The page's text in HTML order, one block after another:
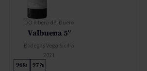
DO Ribera del Duero
Valbuena 5º
Bodegas Vega Sicilia
2021
96Pa 97Pe